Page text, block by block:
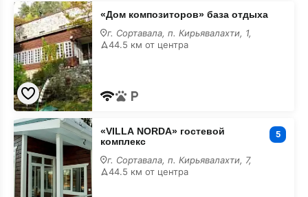
«Дом
композиторов»
база
отдыха
«Дом композиторов» база отдыха
г. Сортавала, п. Кирьявалахти, 1,
44.5 км от центра
«VILLA
NORDA»
гостевой
комплекс
«VILLA NORDA» гостевой
комплекс
5
г. Сортавала, п. Кирьявалахти, 7,
44.5 км от центра